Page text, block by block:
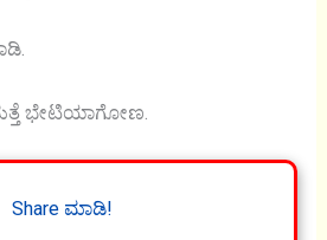
ಭೇಟಿಯಾಗೋಣ.
Share ಮಾಡಿ!